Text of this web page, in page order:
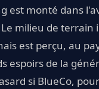
est monté dans
Le milieu de
est perçu, au
espoirs de la
si BlueCo,